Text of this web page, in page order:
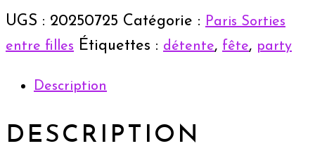
UGS : 20250725 Catégorie : Paris Sorties
entre filles Étiquettes : détente, fête, party
Description
DESCRIPTION